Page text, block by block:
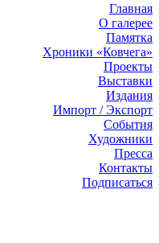
Главная
О галерее
Памятка
Хроники «Ковчега»
Проекты
Выставки
Издания
Импорт / Экспорт
События
Художники
Пресса
Контакты
Подписаться